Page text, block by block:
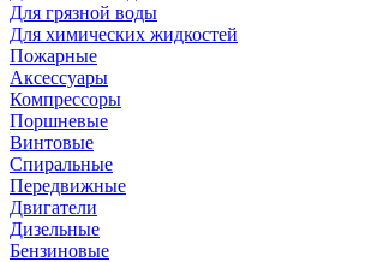
Для грязной воды
Для химических жидкостей
Пожарные
Аксессуары
Компрессоры
Поршневые
Винтовые
Спиральные
Передвижные
Двигатели
Дизельные
Бензиновые